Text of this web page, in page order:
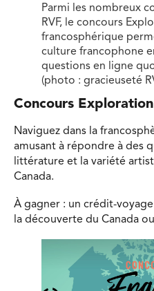
Parmi les nombreux
RVF, le concours
francosphérique
culture francophone
questions en ligne
(photo : gracieuseté
Concours
Naviguez dans la
amusant à répondre à des
littérature et la variété
Canada.
À gagner : un crédit-
la découverte du Canada